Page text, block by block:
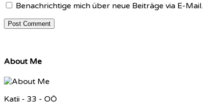
Benachrichtige mich über neue Beiträge via E-Mail.
About Me
Katii - 33 - OÖ